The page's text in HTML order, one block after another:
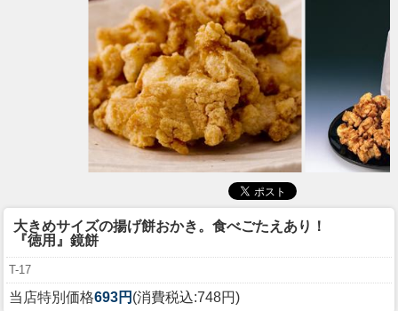
大きめサイズの揚げ餅おかき。食べごたえあり！
『徳用』鏡餅
T-17
当店特別価格693円 (消費税込:748円)